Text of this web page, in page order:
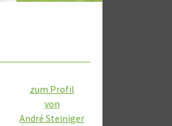
zum Profil
von
André Steiniger